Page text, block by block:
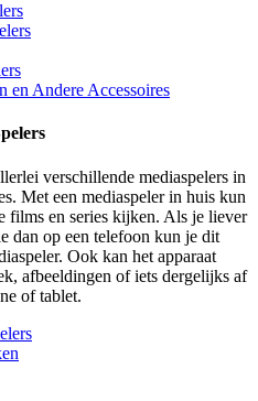
en Andere Accessoires
verschillende mediaspelers in
Met een mediaspeler in huis kun
films en series kijken. Als je liever
dan op een telefoon kun je dit
Ook kan het apparaat
afbeeldingen of iets dergelijks af
of tablet.